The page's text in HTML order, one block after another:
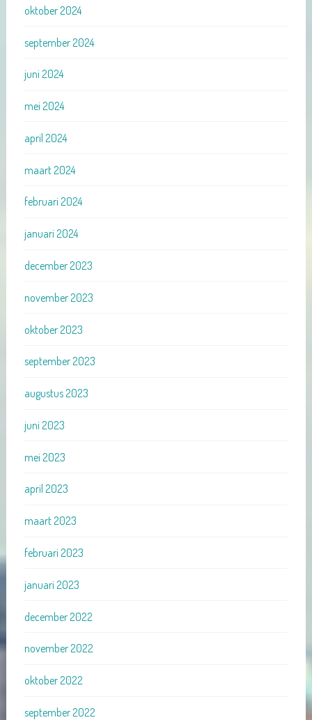
oktober 2024
september 2024
juni 2024
mei 2024
april 2024
maart 2024
februari 2024
januari 2024
december 2023
november 2023
oktober 2023
september 2023
augustus 2023
juni 2023
mei 2023
april 2023
maart 2023
februari 2023
januari 2023
december 2022
november 2022
oktober 2022
september 2022